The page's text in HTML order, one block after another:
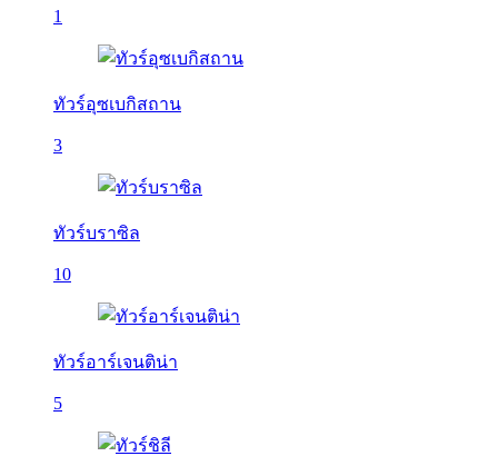
1
ทัวร์อุซเบกิสถาน
3
ทัวร์บราซิล
10
ทัวร์อาร์เจนติน่า
5